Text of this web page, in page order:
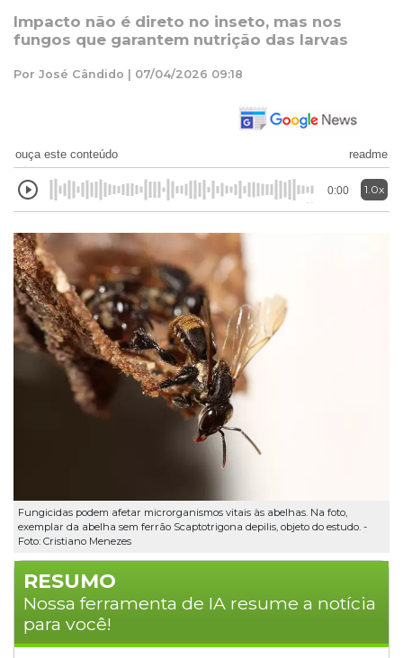
Impacto não é direto no inseto, mas nos
fungos que garantem nutrição das larvas
Por José Cândido | 07/04/2026 09:18
ouça este conteúdo readme
0:00 1.0x
Fungicidas podem afetar microrganismos vitais às abelhas. Na foto,
exemplar da abelha sem ferrão Scaptotrigona depilis, objeto do estudo. -
Foto: Cristiano Menezes
RESUMO
Nossa ferramenta de IA resume a notícia
para você!